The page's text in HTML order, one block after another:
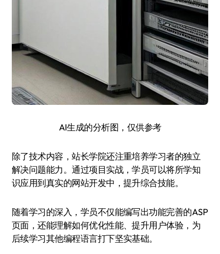
AI生成的分析图，仅供参考
除了技术内容，站长学院还注重培养学习者的独立
解决问题能力。通过项目实战，学员可以将所学知
识应用到真实的网站开发中，提升综合技能。
随着学习的深入，学员不仅能编写出功能完善的ASP
页面，还能理解如何优化性能、提升用户体验，为
后续学习其他编程语言打下坚实基础。